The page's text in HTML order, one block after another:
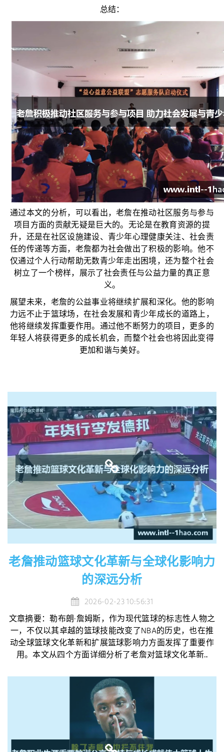
总结：
通过本文的分析，可以看出，老詹在推动社区服务与参与
项目方面的贡献无疑是巨大的。无论是在教育资源的提
升，还是在社区设施建设、青少年心理健康关注、社会责
任的传递等方面，老詹都为社会做出了积极的影响。他不
仅通过个人行动帮助无数青少年走出困境，还为整个社会
树立了一个榜样，展示了社会责任与公益力量的真正意
义。
展望未来，老詹的公益事业将继续扩展和深化。他的影响
力远不止于篮球场，在社会发展和青少年成长的道路上，
他将继续发挥重要作用。通过他不断努力的项目，更多的
年轻人将获得更多的成长机会，而整个社会也将因此变得
更加和谐与美好。
老詹推动篮球文化革新与全球化影响力
的深远分析
2026-02-23 10:56:31
文章摘要：勒布朗·詹姆斯，作为现代篮球的标志性人物之
一，不仅以其卓越的篮球技能改变了NBA的历史，也在推
动全球篮球文化革新和扩展篮球影响力方面发挥了重要作
用。本文从四个方面详细分析了老詹对篮球文化革新...